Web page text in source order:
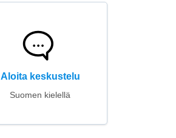
Aloita keskustelu
Suomen kielellä